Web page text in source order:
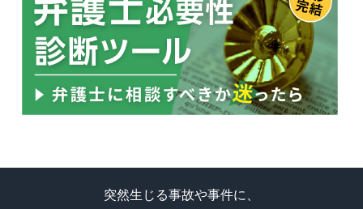
突然生じる事故や事件に、